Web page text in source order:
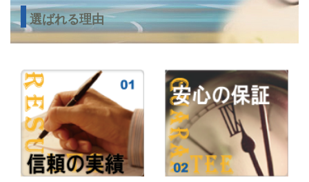
選ばれる理由